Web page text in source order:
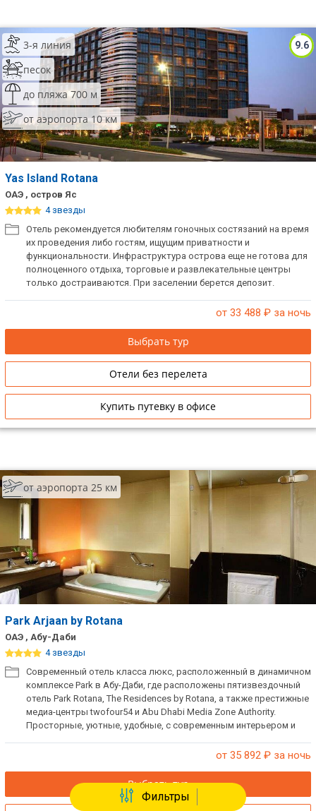
9.6
3-я линия
песок
до пляжа 700 м
от аэропорта 10 км
Yas Island Rotana
ОАЭ , остров Яс
4 звезды
Отель рекомендуется любителям гоночных состязаний на время
их проведения либо гостям, ищущим приватности и
функциональности. Инфраструктура острова еще не готова для
полноценного отдыха, торговые и развлекательные центры
только достраиваются. При заселении берется депозит.
от 33 488 ₽ за ночь
Выбрать тур
Отели без перелета
Купить путевку в офисе
от аэропорта 25 км
Park Arjaan by Rotana
ОАЭ , Абу-Даби
4 звезды
Современный отель класса люкс, расположенный в динамичном
комплексе Park в Абу-Даби, где расположены пятизвездочный
отель Park Rotana, The Residences by Rotana, а также престижные
медиа-центры twofour54 и Abu Dhabi Media Zone Authority.
Просторные, уютные, удобные, с современным интерьером и
от 35 892 ₽ за ночь
Выбрать тур
Фильтры